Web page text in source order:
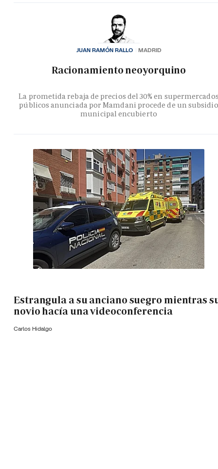
Racionamiento neoyorquino
La prometida rebaja de precios del 30% en
públicos anunciada por Mamdani procede de un subsidio
municipal encubierto
JUAN RAMÓN RALLO MADRID
Estrangula a su anciano suegro mientras
novio hacía una videoconferencia
Carlos Hidalgo